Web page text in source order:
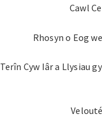
Cawl
Rhosyn o Eog
Terîn Cyw Iâr a Llysiau